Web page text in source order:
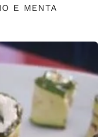
E MENTA